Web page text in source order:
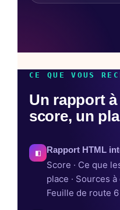
CE QUE VOUS
Un rapport
score, un
◧ Rapport HTML
Score · Ce que
place · Sources
Feuille de route